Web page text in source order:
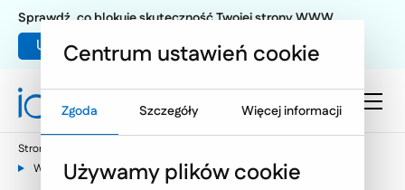
Umów warsztat UX
Sprawdź, co blokuje skuteczność Twojej strony WWW
Strona główna
Wiedza e-commerce - nasze publikacje
Centrum ustawień cookie
Zgoda Szczegóły Więcej informacji
Używamy plików cookie